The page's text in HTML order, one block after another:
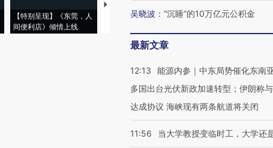
【特别呈现】《东莞，人
间便利店》倾情上线
【推广】走进第四届链博
会，让数智科技“链”接产
【特别呈现】寻找100种
吴晓波 ： “沉睡”的10万亿元公积金
最新文章
12:13
能源内参｜中东局势催化东南
多国出台光伏新政加速转型；伊朗称
达成协议 海峡现有两条航道将关闭
11:56 当大学教授变临时工，大学还